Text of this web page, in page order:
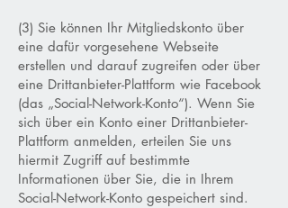
(3) Sie können Ihr Mitgliedskonto über
eine dafür vorgesehene Webseite
erstellen und darauf zugreifen oder über
eine Drittanbieter-Plattform wie Facebook
(das „Social-Network-Konto“). Wenn Sie
sich über ein Konto einer Drittanbieter-
Plattform anmelden, erteilen Sie uns
hiermit Zugriff auf bestimmte
Informationen über Sie, die in Ihrem
Social-Network-Konto gespeichert sind.